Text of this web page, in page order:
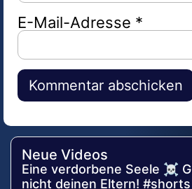
E-Mail-Adresse *
Alternative:
Neue Videos
Eine verdorbene Seele ☠️
nicht deinen Eltern!